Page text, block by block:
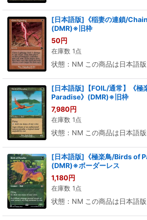
[日本語版]《稲妻の連鎖/
(DMR)※旧枠
50円
在庫数 1点
状態：NM この商品は日本語版
[日本語版]【FOIL/通常】《極
Paradise》(DMR)※旧枠
7,980円
在庫数 1点
状態：NM この商品は日本語版
[日本語版]《極楽鳥/Birds of
(DMR)※ボーダーレス
1,180円
在庫数 1点
状態：NM この商品は日本語版